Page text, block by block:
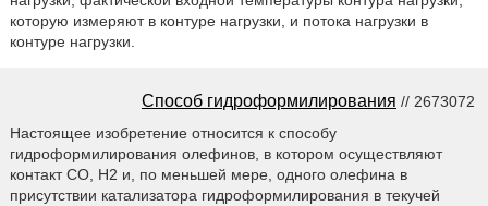
которую измеряют в контуре нагрузки, и потока нагрузки в
контуре нагрузки.
Способ гидроформилирования // 2673072
Настоящее изобретение относится к способу
гидроформилирования олефинов, в котором осуществляют
контакт СО, Н2 и, по меньшей мере, одного олефина в
присутствии катализатора гидроформилирования в текучей